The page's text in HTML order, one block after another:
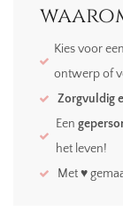
Kies voor
ontwerp of
Zorgvuldig
Een
het leven!
Met ♥